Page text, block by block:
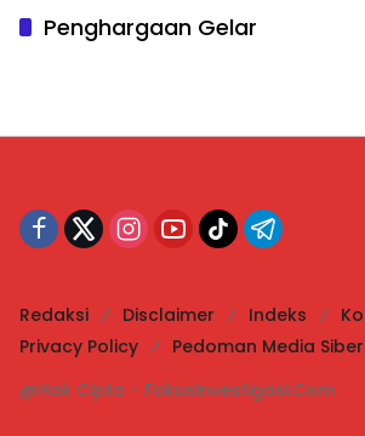
Penghargaan Gelar
Redaksi Disclaimer Indeks
Privacy Policy
Pedoman Media Siber
@Hak Cipta - Fokusinvestigasi.Com